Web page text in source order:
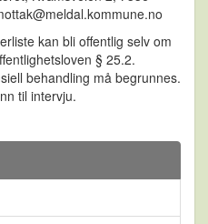
kan bli offentlig selv om
§ 25.2.
behandling må begrunnes.
til intervju.